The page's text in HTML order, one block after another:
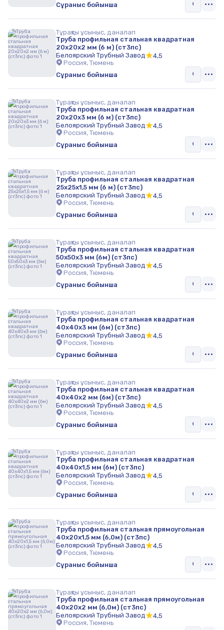
Сұраныс бойынша
Тұрақты ұсыныс, даналап
Труба профильная стальная квадратная
20х20х2 мм (6 м) (ст3пс)
Белоярский Трубный Завод
4,5
Россия, Тюмень
Сұраныс бойынша
Тұрақты ұсыныс, даналап
Труба профильная стальная квадратная
20х20х3 мм (6 м) (ст3пс)
Белоярский Трубный Завод
4,5
Россия, Тюмень
Сұраныс бойынша
Тұрақты ұсыныс, даналап
Труба профильная стальная квадратная
25х25х1,5 мм (6 м) (ст3пс)
Белоярский Трубный Завод
4,5
Россия, Тюмень
Сұраныс бойынша
Тұрақты ұсыныс, даналап
Труба профильная стальная квадратная
50х50х3 мм (6м) (ст3пс)
Белоярский Трубный Завод
4,5
Россия, Тюмень
Сұраныс бойынша
Тұрақты ұсыныс, даналап
Труба профильная стальная квадратная
40х40х3 мм (6м) (ст3пс)
Белоярский Трубный Завод
4,5
Россия, Тюмень
Сұраныс бойынша
Тұрақты ұсыныс, даналап
Труба профильная стальная квадратная
40х40х2 мм (6м) (ст3пс)
Белоярский Трубный Завод
4,5
Россия, Тюмень
Сұраныс бойынша
Тұрақты ұсыныс, даналап
Труба профильная стальная квадратная
40х40х1,5 мм (6м) (ст3пс)
Белоярский Трубный Завод
4,5
Россия, Тюмень
Сұраныс бойынша
Тұрақты ұсыныс, даналап
Труба профильная стальная прямоугольная
40х20х1,5 мм (6,0м) (ст3пс)
Белоярский Трубный Завод
4,5
Россия, Тюмень
Сұраныс бойынша
Тұрақты ұсыныс, даналап
Труба профильная стальная прямоугольная
40х20х2 мм (6,0м) (ст3пс)
Белоярский Трубный Завод
4,5
Россия, Тюмень